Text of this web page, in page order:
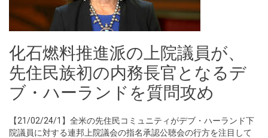
化石燃料推進派の上院議員が、
先住民族初の内務長官となるデ
ブ・ハーランドを質問攻め
【21/02/24/1】全米の先住民コミュニティがデブ・ハーランド下
院議員に対する連邦上院議会の指名承認公聴会の行方を注目して